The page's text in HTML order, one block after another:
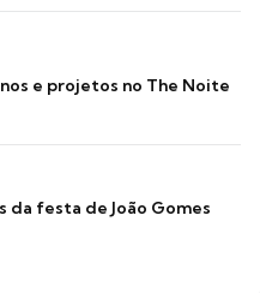
e projetos no The Noite
festa de João Gomes